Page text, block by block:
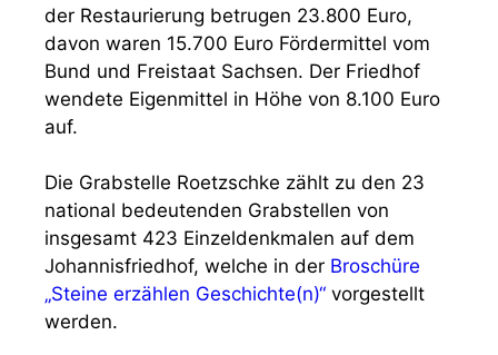
der Restaurierung betrugen 23.800 Euro,
davon waren 15.700 Euro Fördermittel vom
Bund und Freistaat Sachsen. Der Friedhof
wendete Eigenmittel in Höhe von 8.100 Euro
auf.
Die Grabstelle Roetzschke zählt zu den 23
national bedeutenden Grabstellen von
insgesamt 423 Einzeldenkmalen auf dem
Johannisfriedhof, welche in der Broschüre
„Steine erzählen Geschichte(n)“ vorgestellt
werden.